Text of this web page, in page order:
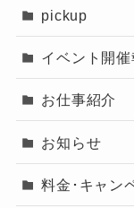
pickup
イベント開
お仕事紹介
お知らせ
料金･キャン